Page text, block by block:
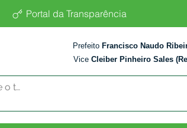
Portal da Transparência
Prefeito Francisco Naudo
Vice Cleiber Pinheiro Sales